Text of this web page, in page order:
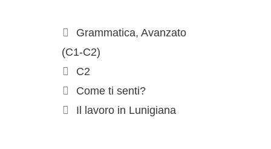
Grammatica,Avanzato
(C1-C2)
C2
Come ti senti?
Il lavoro in Lunigiana